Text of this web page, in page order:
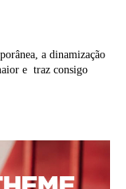
a dinamização
e traz consigo